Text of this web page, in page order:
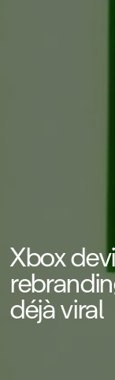
Xbox
déjà viral